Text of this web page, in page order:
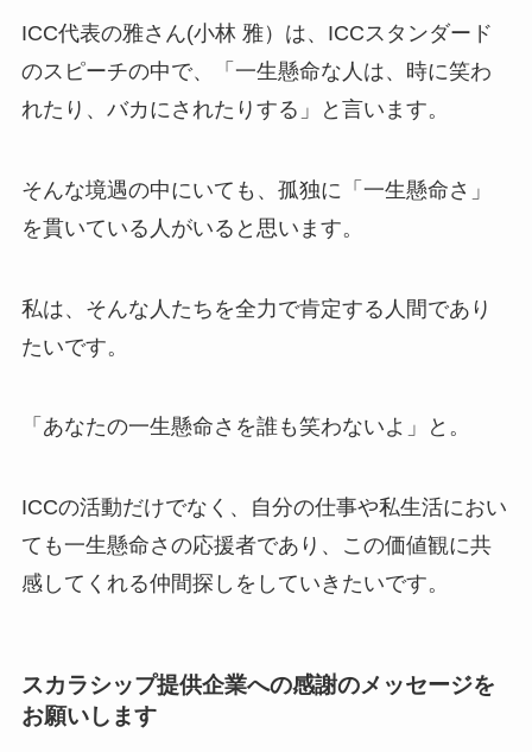
ICC代表の雅さん(小林 雅）は、ICCスタンダード
のスピーチの中で、「一生懸命な人は、時に笑わ
れたり、バカにされたりする」と言います。
そんな境遇の中にいても、孤独に「一生懸命さ」
を貫いている人がいると思います。
私は、そんな人たちを全力で肯定する人間であり
たいです。
「あなたの一生懸命さを誰も笑わないよ」と。
ICCの活動だけでなく、自分の仕事や私生活におい
ても一生懸命さの応援者であり、この価値観に共
感してくれる仲間探しをしていきたいです。
スカラシップ提供企業への感謝のメッセージを
お願いします